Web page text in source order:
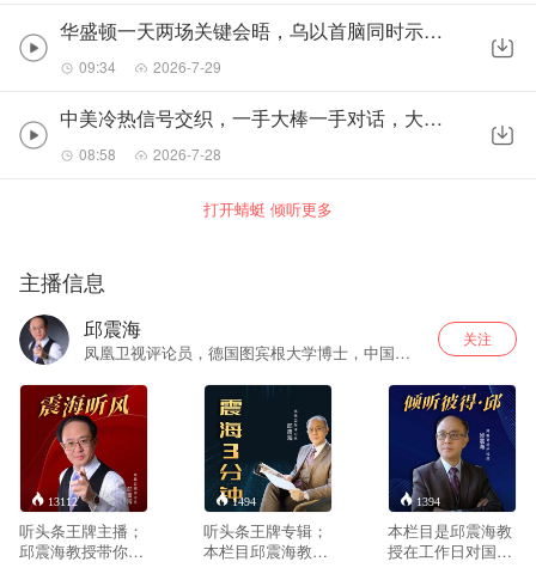
华盛顿一天两场关键会晤，乌以首脑同时示好，特朗普借机重新布局
09:34 2026-7-29
中美冷热信号交织，一手大棒一手对话，大选临近特朗普能否破局？
08:58 2026-7-28
打开蜻蜓 倾听更多
主播信息
邱震海
凤凰卫视评论员，德国图宾根大学博士，中国转
急》、《2020大布局》等畅销书。
关注
13112
听头条王牌主播；
邱震海教授带你看
1494
听头条王牌专辑；
本栏目邱震海教授
1394
本栏目是邱震海教
授在工作日对国内